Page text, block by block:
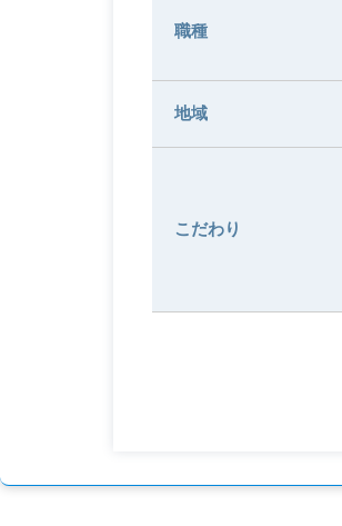
職種
地域
こだわり